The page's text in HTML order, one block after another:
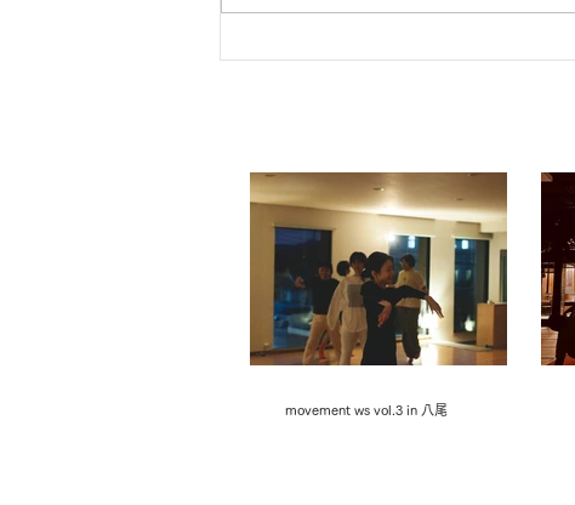
movement ws vol.3 in 八尾